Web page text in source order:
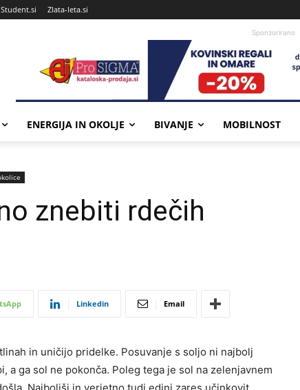
Student.si Zlata-leta.si
Sponzorirano
ENERGIJA IN OKOLJE BIVANJE MOBILNOST
znebiti rdečih
Linkedin Email
in uničijo pridelke. Posuvanje s soljo ni najbolj
a ga sol ne pokonča. Poleg tega je sol na zelenjavnem